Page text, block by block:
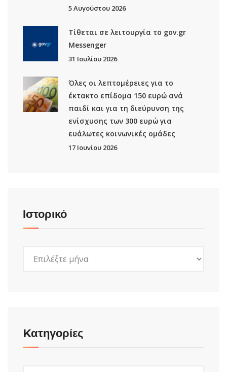
5 Αυγούστου 2026
Τίθεται σε λειτουργία το gov.gr
Μessenger
31 Ιουλίου 2026
Όλες οι λεπτομέρειες για το
έκτακτο επίδομα 150 ευρώ ανά
παιδί και για τη διεύρυνση της
ενίσχυσης των 300 ευρώ για
ευάλωτες κοινωνικές ομάδες
17 Ιουνίου 2026
Ιστορικό
Kατηγορίες